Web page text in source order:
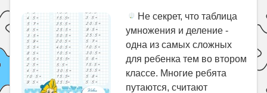
Не секрет, что таблица
умножения и деление -
одна из самых сложных
для ребенка тем во втором
классе. Многие ребята
путаются, считают